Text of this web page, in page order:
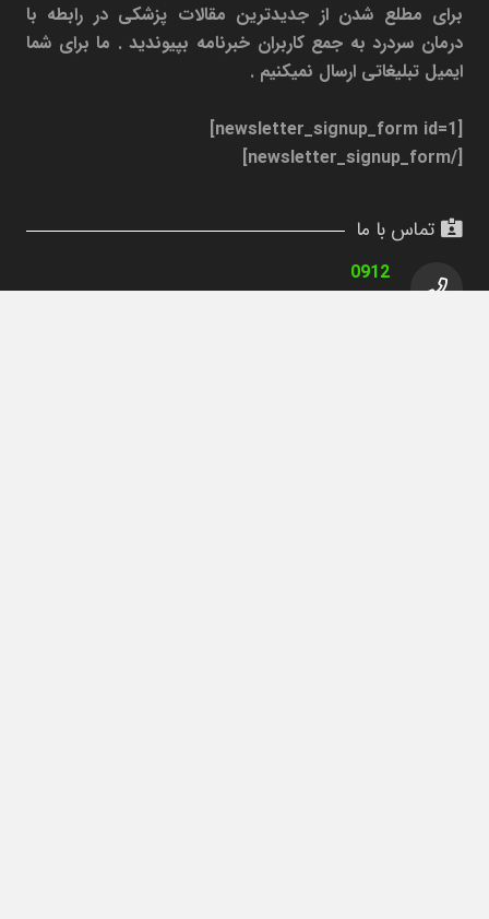
برای مطلع شدن از جدیدترین مقالات پزشکی در رابطه با
درمان سردرد به جمع کاربران خبرنامه بپیوندید . ما برای شما
ایمیل تبلیغاتی ارسال نمیکنیم .
[newsletter_signup_form id=1]
[/newsletter_signup_form]
تماس با ما
0912